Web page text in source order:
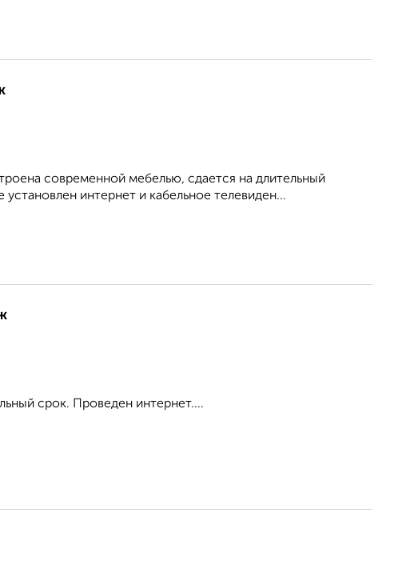
современной мебелью, сдается на длительный
интернет и кабельное телевиден...
срок. Проведен интернет....